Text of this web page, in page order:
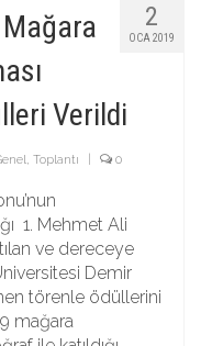
2
OCA 2019
Verildi
, Toplantı 0
1. Mehmet Ali
ve dereceye
Demir
törenle ödüllerini
mağara